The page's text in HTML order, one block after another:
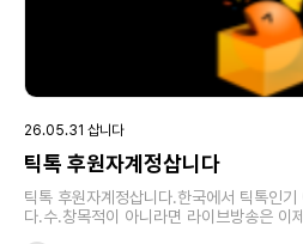
26.05.31 삽니다
틱톡 후원자계정삽니다
틱톡 후원자계정삽니다.한국에서 틱톡인
다.수.창목적이 아니라면 라이브방송은 이